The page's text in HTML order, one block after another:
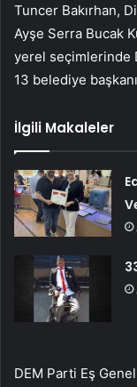
Tuncer Bakırhan,
Ayşe Serra Bucak
yerel seçimlerinde
13 belediye
İlgili Makaleler
DEM Parti Eş